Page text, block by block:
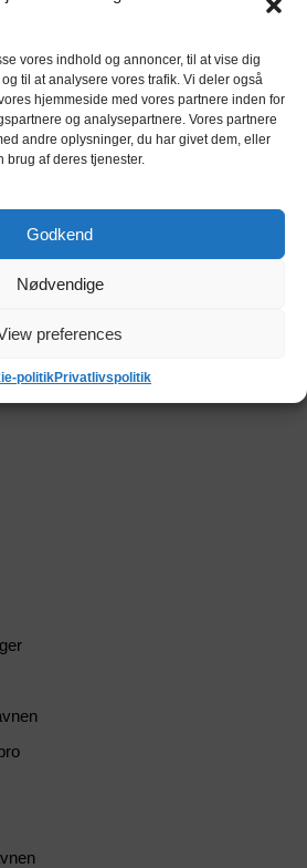
vores indhold og annoncer, til at vise dig
til at analysere vores trafik. Vi deler også
hjemmeside med vores partnere inden for
og analysepartnere. Vores partnere
andre oplysninger, du har givet dem, eller
brug af deres tjenester.
Godkend
Nødvendige
preferences
politikPrivatlivspolitik
i Amager
666 1.266
1.352 2.028
af depotrum i og